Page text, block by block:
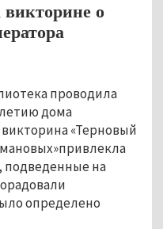
о
проводила
дома
«Терновый
подведенные на
определено